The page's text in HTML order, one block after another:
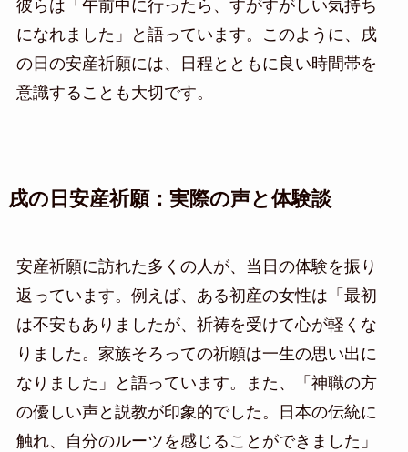
彼らは「午前中に行ったら、すがすがしい気持ち
になれました」と語っています。このように、戌
の日の安産祈願には、日程とともに良い時間帯を
意識することも大切です。
戌の日安産祈願：実際の声と体験談
安産祈願に訪れた多くの人が、当日の体験を振り
返っています。例えば、ある初産の女性は「最初
は不安もありましたが、祈祷を受けて心が軽くな
りました。家族そろっての祈願は一生の思い出に
なりました」と語っています。また、「神職の方
の優しい声と説教が印象的でした。日本の伝統に
触れ、自分のルーツを感じることができました」